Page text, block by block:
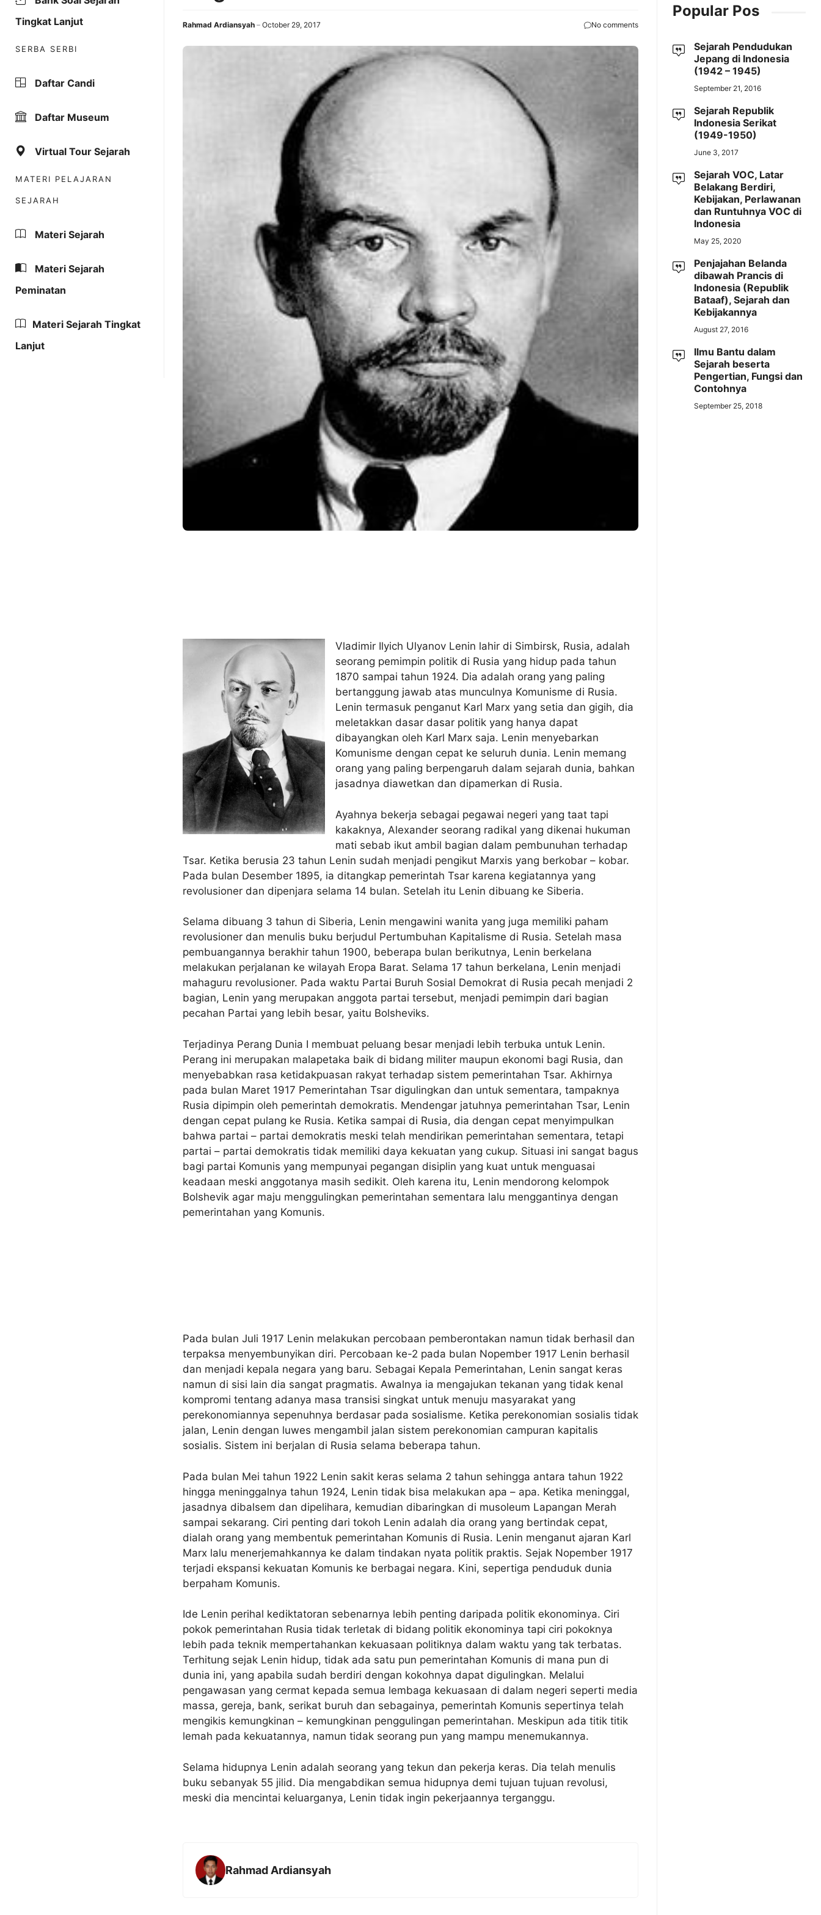
Rahmad Ardiansyah October 29, 2017 No comments
Vladimir Ilyich Ulyanov Lenin lahir di Simbirsk, Rusia, adalah
seorang pemimpin politik di Rusia yang hidup pada tahun
1870 sampai tahun 1924. Dia adalah orang yang paling
bertanggung jawab atas munculnya Komunisme di Rusia.
Lenin termasuk penganut Karl Marx yang setia dan gigih, dia
meletakkan dasar dasar politik yang hanya dapat
dibayangkan oleh Karl Marx saja. Lenin menyebarkan
Komunisme dengan cepat ke seluruh dunia. Lenin memang
orang yang paling berpengaruh dalam sejarah dunia, bahkan
jasadnya diawetkan dan dipamerkan di Rusia.
Ayahnya bekerja sebagai pegawai negeri yang taat tapi
kakaknya, Alexander seorang radikal yang dikenai hukuman
mati sebab ikut ambil bagian dalam pembunuhan terhadap
Tsar. Ketika berusia 23 tahun Lenin sudah menjadi pengikut Marxis yang berkobar – kobar.
Pada bulan Desember 1895, ia ditangkap pemerintah Tsar karena kegiatannya yang
revolusioner dan dipenjara selama 14 bulan. Setelah itu Lenin dibuang ke Siberia.
Selama dibuang 3 tahun di Siberia, Lenin mengawini wanita yang juga memiliki paham
revolusioner dan menulis buku berjudul Pertumbuhan Kapitalisme di Rusia. Setelah masa
pembuangannya berakhir tahun 1900, beberapa bulan berikutnya, Lenin berkelana
melakukan perjalanan ke wilayah Eropa Barat. Selama 17 tahun berkelana, Lenin menjadi
mahaguru revolusioner. Pada waktu Partai Buruh Sosial Demokrat di Rusia pecah menjadi 2
bagian, Lenin yang merupakan anggota partai tersebut, menjadi pemimpin dari bagian
pecahan Partai yang lebih besar, yaitu Bolsheviks.
Terjadinya Perang Dunia I membuat peluang besar menjadi lebih terbuka untuk Lenin.
Perang ini merupakan malapetaka baik di bidang militer maupun ekonomi bagi Rusia, dan
menyebabkan rasa ketidakpuasan rakyat terhadap sistem pemerintahan Tsar. Akhirnya
pada bulan Maret 1917 Pemerintahan Tsar digulingkan dan untuk sementara, tampaknya
Rusia dipimpin oleh pemerintah demokratis. Mendengar jatuhnya pemerintahan Tsar, Lenin
dengan cepat pulang ke Rusia. Ketika sampai di Rusia, dia dengan cepat menyimpulkan
bahwa partai – partai demokratis meski telah mendirikan pemerintahan sementara, tetapi
partai – partai demokratis tidak memiliki daya kekuatan yang cukup. Situasi ini sangat bagus
bagi partai Komunis yang mempunyai pegangan disiplin yang kuat untuk menguasai
keadaan meski anggotanya masih sedikit. Oleh karena itu, Lenin mendorong kelompok
Bolshevik agar maju menggulingkan pemerintahan sementara lalu menggantinya dengan
pemerintahan yang Komunis.
Pada bulan Juli 1917 Lenin melakukan percobaan pemberontakan namun tidak berhasil dan
terpaksa menyembunyikan diri. Percobaan ke-2 pada bulan Nopember 1917 Lenin berhasil
dan menjadi kepala negara yang baru. Sebagai Kepala Pemerintahan, Lenin sangat keras
namun di sisi lain dia sangat pragmatis. Awalnya ia mengajukan tekanan yang tidak kenal
kompromi tentang adanya masa transisi singkat untuk menuju masyarakat yang
perekonomiannya sepenuhnya berdasar pada sosialisme. Ketika perekonomian sosialis tidak
jalan, Lenin dengan luwes mengambil jalan sistem perekonomian campuran kapitalis
sosialis. Sistem ini berjalan di Rusia selama beberapa tahun.
Pada bulan Mei tahun 1922 Lenin sakit keras selama 2 tahun sehingga antara tahun 1922
hingga meninggalnya tahun 1924, Lenin tidak bisa melakukan apa – apa. Ketika meninggal,
jasadnya dibalsem dan dipelihara, kemudian dibaringkan di musoleum Lapangan Merah
sampai sekarang. Ciri penting dari tokoh Lenin adalah dia orang yang bertindak cepat,
dialah orang yang membentuk pemerintahan Komunis di Rusia. Lenin menganut ajaran Karl
Marx lalu menerjemahkannya ke dalam tindakan nyata politik praktis. Sejak Nopember 1917
terjadi ekspansi kekuatan Komunis ke berbagai negara. Kini, sepertiga penduduk dunia
berpaham Komunis.
Ide Lenin perihal kediktatoran sebenarnya lebih penting daripada politik ekonominya. Ciri
pokok pemerintahan Rusia tidak terletak di bidang politik ekonominya tapi ciri pokoknya
lebih pada teknik mempertahankan kekuasaan politiknya dalam waktu yang tak terbatas.
Terhitung sejak Lenin hidup, tidak ada satu pun pemerintahan Komunis di mana pun di
dunia ini, yang apabila sudah berdiri dengan kokohnya dapat digulingkan. Melalui
pengawasan yang cermat kepada semua lembaga kekuasaan di dalam negeri seperti media
massa, gereja, bank, serikat buruh dan sebagainya, pemerintah Komunis sepertinya telah
mengikis kemungkinan – kemungkinan penggulingan pemerintahan. Meskipun ada titik titik
lemah pada kekuatannya, namun tidak seorang pun yang mampu menemukannya.
Selama hidupnya Lenin adalah seorang yang tekun dan pekerja keras. Dia telah menulis
buku sebanyak 55 jilid. Dia mengabdikan semua hidupnya demi tujuan tujuan revolusi,
meski dia mencintai keluarganya, Lenin tidak ingin pekerjaannya terganggu.
Rahmad Ardiansyah
Tingkat Lanjut
SERBA SERBI
Daftar Candi
Daftar Museum
Virtual Tour Sejarah
MATERI PELAJARAN
SEJARAH
Materi Sejarah
Materi Sejarah
Peminatan
Materi Sejarah Tingkat
Lanjut
Popular Pos
Sejarah Pendudukan
Jepang di Indonesia
(1942 – 1945)
September 21, 2016
Sejarah Republik
Indonesia Serikat
(1949-1950)
June 3, 2017
Sejarah VOC, Latar
Belakang Berdiri,
Kebijakan, Perlawanan
dan Runtuhnya VOC di
Indonesia
May 25, 2020
Penjajahan Belanda
dibawah Prancis di
Indonesia (Republik
Bataaf), Sejarah dan
Kebijakannya
August 27, 2016
Ilmu Bantu dalam
Sejarah beserta
Pengertian, Fungsi dan
Contohnya
September 25, 2018